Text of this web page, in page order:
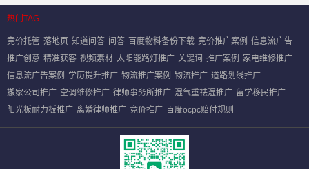
热门TAG
竞价托管 落地页 知道问答 问答 百度物料备份下载 竞价推广案例 信息流广告
推广创意 精准获客 视频素材 太阳能路灯推广 关键词 推广案例
家电维修推广
信息流广告案例 学历提升推广 物流推广案例 物流推广 道路划线推广
搬家公司推广 空调维修推广 律师事务所推广 湿气重祛湿推广 留学移民推广
阳光板耐力板推广 离婚律师推广 竞价推广 百度ocpc赔付规则